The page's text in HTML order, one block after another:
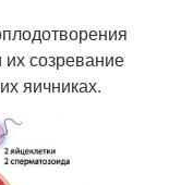
созревание
яичниках.